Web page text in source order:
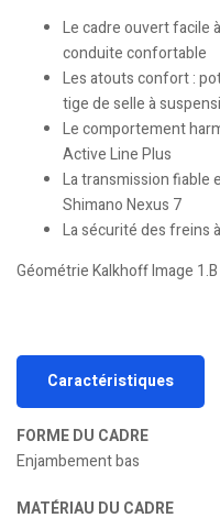
Le cadre ouvert facile
conduite confortable
Les atouts confort :
tige de selle à
Le comportement
Active Line Plus
La transmission fiable
Shimano Nexus 7
La sécurité des freins
Géométrie Kalkhoff Image 1.B
Caractéristiques
FORME DU CADRE
Enjambement bas
MATÉRIAU DU CADRE